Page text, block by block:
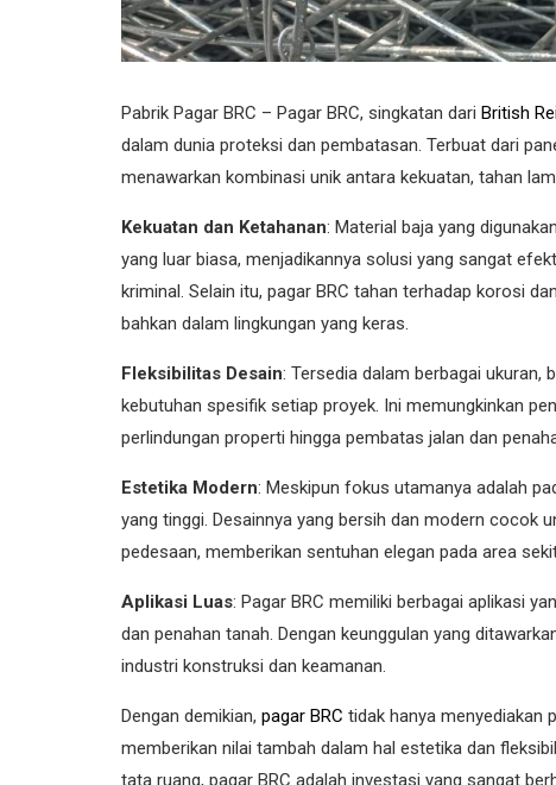
Pabrik Pagar BRC – Pagar BRC, singkatan dari British
dalam dunia proteksi dan pembatasan. Terbuat dari
menawarkan kombinasi unik antara kekuatan, tahan
Kekuatan dan Ketahanan: Material baja yang
yang luar biasa, menjadikannya solusi yang sangat
kriminal. Selain itu, pagar BRC tahan terhadap korosi
bahkan dalam lingkungan yang keras.
Fleksibilitas Desain: Tersedia dalam berbagai ukuran,
kebutuhan spesifik setiap proyek. Ini memungkinkan
perlindungan properti hingga pembatas jalan dan
Estetika Modern: Meskipun fokus utamanya adalah
yang tinggi. Desainnya yang bersih dan modern cocok
pedesaan, memberikan sentuhan elegan pada area
Aplikasi Luas: Pagar BRC memiliki berbagai aplikasi
dan penahan tanah. Dengan keunggulan yang
industri konstruksi dan keamanan.
Dengan demikian, pagar BRC tidak hanya menyediakan
memberikan nilai tambah dalam hal estetika dan
tata ruang, pagar BRC adalah investasi yang sangat